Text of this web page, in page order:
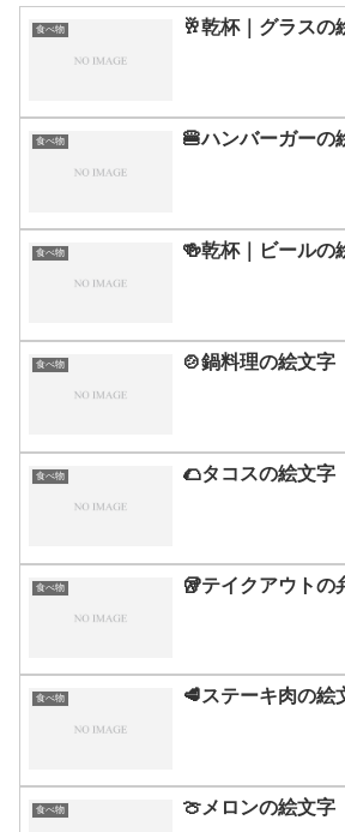
食べ物 🥂乾杯｜グラスの
食べ物 🍔ハンバーガーの
食べ物 🍻乾杯｜ビールの
食べ物 🍲鍋料理の絵文字
食べ物 🌮タコスの絵文字
食べ物 🥡テイクアウトの
食べ物 🥩ステーキ肉の絵
食べ物 🍈メロンの絵文字